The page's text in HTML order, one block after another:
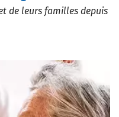
de leurs familles depuis